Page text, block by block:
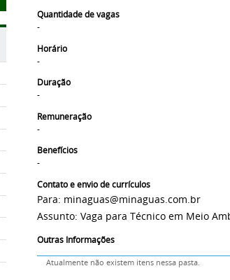
Quantidade de vagas
-
Horário
-
Duração
-
Remuneração
-
Benefícios
-
Contato e envio de currículos
Para: minaguas@minaguas.com.br
Assunto: Vaga para Técnico em Meio
Outras Informações
Atualmente não existem itens nessa pasta.